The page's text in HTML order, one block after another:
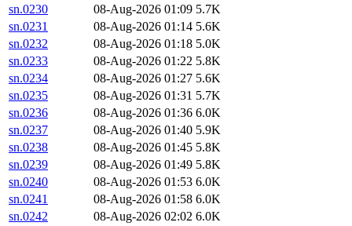
sn.0230
08-Aug-2026 01:09 5.7K
sn.0231
08-Aug-2026 01:14 5.6K
sn.0232
08-Aug-2026 01:18 5.0K
sn.0233
08-Aug-2026 01:22 5.8K
sn.0234
08-Aug-2026 01:27 5.6K
sn.0235
08-Aug-2026 01:31 5.7K
sn.0236
08-Aug-2026 01:36 6.0K
sn.0237
08-Aug-2026 01:40 5.9K
sn.0238
08-Aug-2026 01:45 5.8K
sn.0239
08-Aug-2026 01:49 5.8K
sn.0240
08-Aug-2026 01:53 6.0K
sn.0241
08-Aug-2026 01:58 6.0K
sn.0242
08-Aug-2026 02:02 6.0K